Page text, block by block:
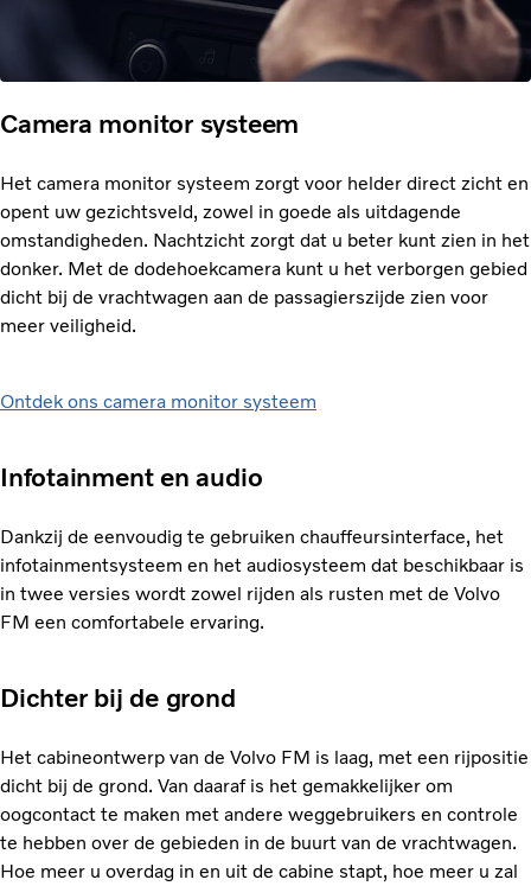
Camera monitor systeem
Het camera monitor systeem zorgt voor helder direct zicht en
opent uw gezichtsveld, zowel in goede als uitdagende
omstandigheden. Nachtzicht zorgt dat u beter kunt zien in het
donker. Met de dodehoekcamera kunt u het verborgen gebied
dicht bij de vrachtwagen aan de passagierszijde zien voor
meer veiligheid.
Ontdek ons camera monitor systeem
Infotainment en audio
Dankzij de eenvoudig te gebruiken chauffeursinterface, het
infotainmentsysteem en het audiosysteem dat beschikbaar is
in twee versies wordt zowel rijden als rusten met de Volvo
FM een comfortabele ervaring.
Dichter bij de grond
Het cabineontwerp van de Volvo FM is laag, met een rijpositie
dicht bij de grond. Van daaraf is het gemakkelijker om
oogcontact te maken met andere weggebruikers en controle
te hebben over de gebieden in de buurt van de vrachtwagen.
Hoe meer u overdag in en uit de cabine stapt, hoe meer u zal